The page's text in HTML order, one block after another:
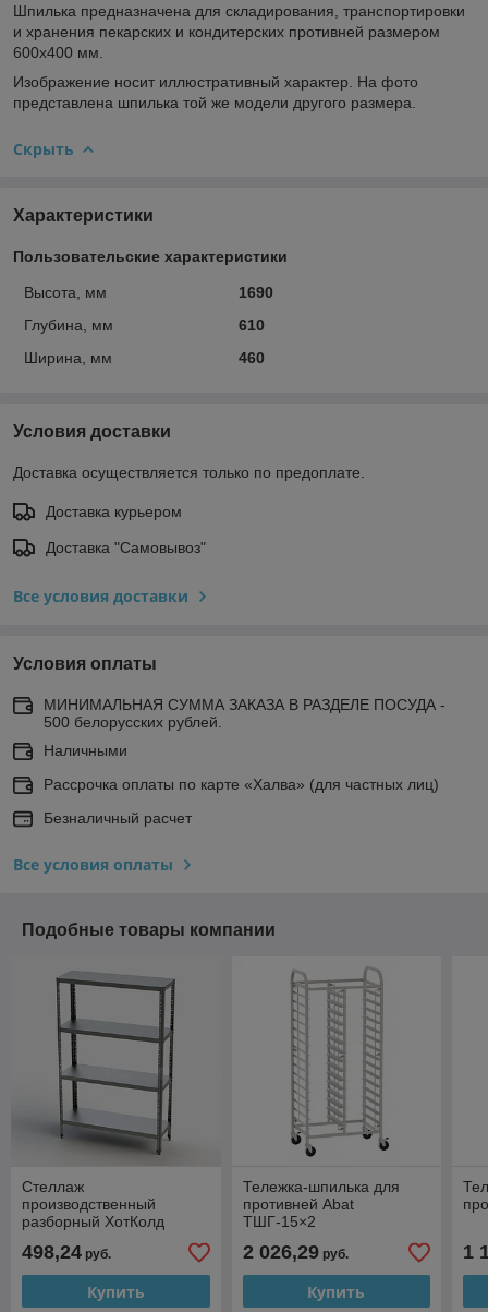
Шпилька предназначена для складирования, транспортировки
и хранения пекарских и кондитерских противней размером
600х400 мм.
Изображение носит иллюстративный характер. На фото
представлена шпилька той же модели другого размера.
Скрыть
Характеристики
Пользовательские характеристики
Высота, мм
1690
Глубина, мм
610
Ширина, мм
460
Условия доставки
Доставка осуществляется только по предоплате.
Доставка курьером
Доставка "Самовывоз"
Все условия доставки
Условия оплаты
МИНИМАЛЬНАЯ СУММА ЗАКАЗА В РАЗДЕЛЕ ПОСУДА -
500 белорусских рублей.
Наличными
Рассрочка оплаты по карте «Халва» (для частных лиц)
Безналичный расчет
Все условия оплаты
Подобные товары компании
Стеллаж
производственный
разборный ХотКолд
600×400×1800
498,24 руб.
Купить
Тележка-шпилька для
противней Abat
ТШГ-15×2
2 026,29руб.
Купить
1